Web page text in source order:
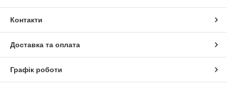
Контакти
Доставка та оплата
Графік роботи